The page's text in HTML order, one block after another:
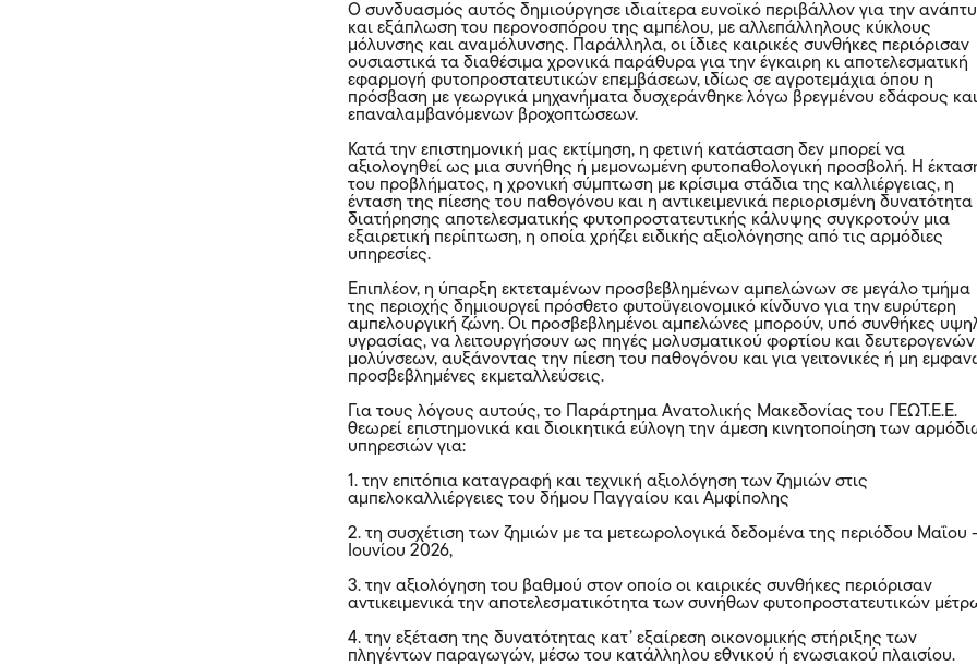
Ο συνδυασμός αυτός δημιούργησε ιδιαίτερα ευνοϊκό περιβάλλον για την
και εξάπλωση του περονοσπόρου της αμπέλου, με αλλεπάλληλους κύκλους
μόλυνσης και αναμόλυνσης. Παράλληλα, οι ίδιες καιρικές συνθήκες περιόρισαν
ουσιαστικά τα διαθέσιμα χρονικά παράθυρα για την έγκαιρη κι αποτελεσματική
εφαρμογή φυτοπροστατευτικών επεμβάσεων, ιδίως σε αγροτεμάχια όπου η
πρόσβαση με γεωργικά μηχανήματα δυσχεράνθηκε λόγω βρεγμένου εδάφους και
επαναλαμβανόμενων βροχοπτώσεων.
Κατά την επιστημονική μας εκτίμηση, η φετινή κατάσταση δεν μπορεί να
αξιολογηθεί ως μια συνήθης ή μεμονωμένη φυτοπαθολογική προσβολή. Η
του προβλήματος, η χρονική σύμπτωση με κρίσιμα στάδια της καλλιέργειας, η
ένταση της πίεσης του παθογόνου και η αντικειμενικά περιορισμένη δυνατότητα
διατήρησης αποτελεσματικής φυτοπροστατευτικής κάλυψης συγκροτούν μια
εξαιρετική περίπτωση, η οποία χρήζει ειδικής αξιολόγησης από τις αρμόδιες
υπηρεσίες.
Επιπλέον, η ύπαρξη εκτεταμένων προσβεβλημένων αμπελώνων σε μεγάλο τμήμα
της περιοχής δημιουργεί πρόσθετο φυτοϋγειονομικό κίνδυνο για την ευρύτερη
αμπελουργική ζώνη. Οι προσβεβλημένοι αμπελώνες μπορούν, υπό συνθήκες
υγρασίας, να λειτουργήσουν ως πηγές μολυσματικού φορτίου και δευτερογενών
μολύνσεων, αυξάνοντας την πίεση του παθογόνου και για γειτονικές ή μη
προσβεβλημένες εκμεταλλεύσεις.
Για τους λόγους αυτούς, το Παράρτημα Ανατολικής Μακεδονίας του ΓΕΩΤ.Ε.Ε.
θεωρεί επιστημονικά και διοικητικά εύλογη την άμεση κινητοποίηση των
υπηρεσιών για:
1. την επιτόπια καταγραφή και τεχνική αξιολόγηση των ζημιών στις
αμπελοκαλλιέργειες του δήμου Παγγαίου και Αμφίπολης
2. τη συσχέτιση των ζημιών με τα μετεωρολογικά δεδομένα της περιόδου Μαΐου
Ιουνίου 2026,
3. την αξιολόγηση του βαθμού στον οποίο οι καιρικές συνθήκες περιόρισαν
αντικειμενικά την αποτελεσματικότητα των συνήθων φυτοπροστατευτικών
4. την εξέταση της δυνατότητας κατ’ εξαίρεση οικονομικής στήριξης των
πληγέντων παραγωγών, μέσω του κατάλληλου εθνικού ή ενωσιακού πλαισίου.